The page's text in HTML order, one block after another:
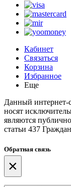
Кабинет
Связаться
Корзина
Избранное
Еще
Данный интернет-
носят
являются
статьи 437
Обратная связь
×